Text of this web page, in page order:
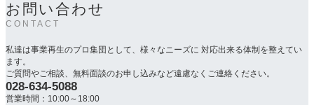
お問い合わせ
CONTACT
私達は事業再生のプロ集団として、様々なニーズに 対応出来る体制を整えてい
ます。
ご質問やご相談、無料面談のお申し込みなど遠慮なくご連絡ください。
カ
ラ
028-634-5088
営業時間：10:00～18:00